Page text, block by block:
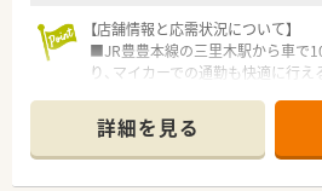
【店舗情報と応需状況について】
■JR豊豊本線の三里木駅から車で
り、マイカーでの通勤も快適に行え
様々な処方箋に触れて経験を積む
■職場では常勤薬剤師2名と非常勤
手2名が在籍して日々の業務を分担
詳細を見る